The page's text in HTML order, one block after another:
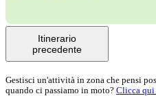
Itinerario
precedente
Gestisci un'attività in zona che pensi
quando ci passiamo in moto? Clicca qui